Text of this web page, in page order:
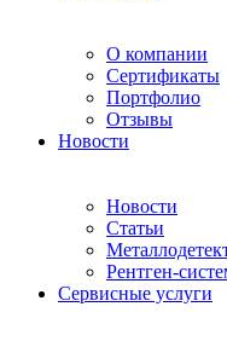
О компании
Сертификаты
Портфолио
Отзывы
Новости
Новости
Статьи
Рентген-
Сервисные услуги